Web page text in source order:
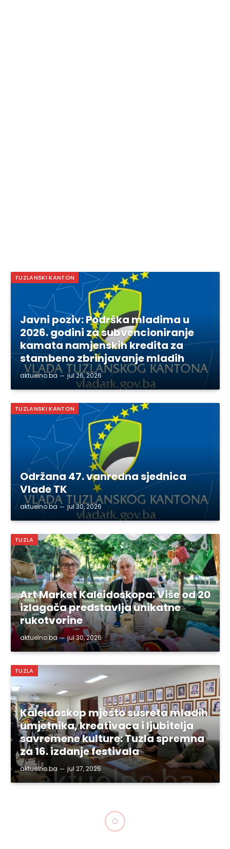
TUZLANSKI KANTON
Javni poziv: Podrška mladima u
2026. godini za subvencioniranje
kamata namjenskih kredita za
stambeno zbrinjavanje mladih
aktuelno.ba jul 26, 2026
TUZLANSKI KANTON
Održana 47. vanredna sjednica
Vlade TK
aktuelno.ba jul 30, 2026
TUZLA
Art Market Kaleidoskopa: Više od 20
izlagača predstavlja unikatne
rukotvorine
aktuelno.ba jul 30, 2026
TUZLA
Kaleidoskop mjesto susreta mladih
umjetnika, kreativaca i ljubitelja
savremene kulture: Tuzla spremna
za 16. izdanje festivala
aktuelno.ba jul 27, 2026